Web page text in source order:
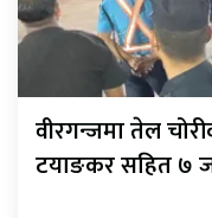
वीरगन्जमा तेल
टयाङकर सहित ७